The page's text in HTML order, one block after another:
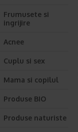
Frumusete si
ingrijire
Acnee
Cuplu si sex
Mama si copilul
Produse BIO
Produse naturiste